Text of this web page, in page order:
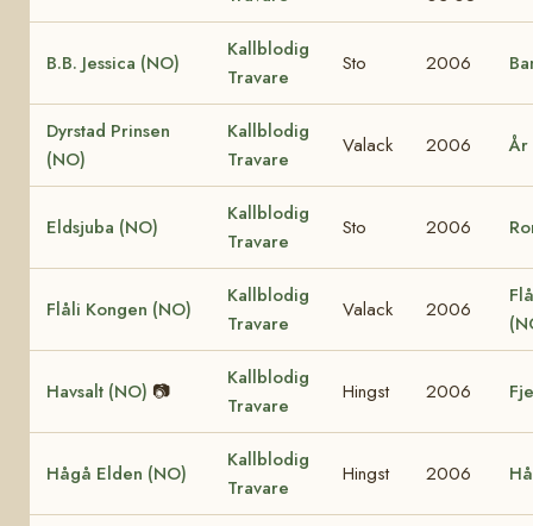
B.B. Jessica (NO)
Kallblodig
Travare
Sto 2006
Dyrstad Prinsen
(NO)
Kallblodig
Travare
Valack 2006 År
Eldsjuba (NO)
Kallblodig
Travare
Sto 2006
Flåli Kongen (NO)
Kallblodig
Travare
Valack 2006
Havsalt (NO) 📷
Kallblodig
Travare
Hingst 2006
Hågå Elden (NO)
Kallblodig
Travare
Hingst 2006